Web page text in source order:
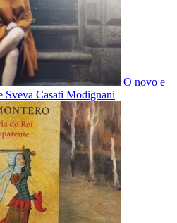
O novo e
Sveva Casati Modignani